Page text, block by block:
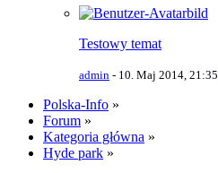
Testowy temat
admin - 10. Maj 2014, 21:35
Polska-Info »
Forum »
Kategoria główna »
Hyde park »